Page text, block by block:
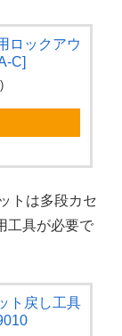
ロックアウ
C]
トは多段カセ
工具が必要で
ト戻し工具